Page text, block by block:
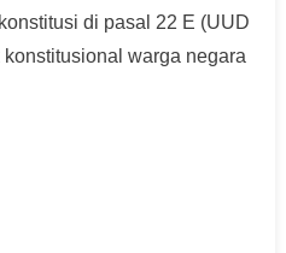
di pasal 22 E (UUD
warga negara